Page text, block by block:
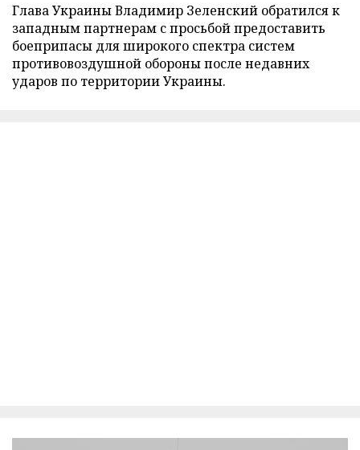
Глава Украины Владимир Зеленский обратился к
западным партнерам с просьбой предоставить
боеприпасы для широкого спектра систем
противовоздушной обороны после недавних
ударов по территории Украины.